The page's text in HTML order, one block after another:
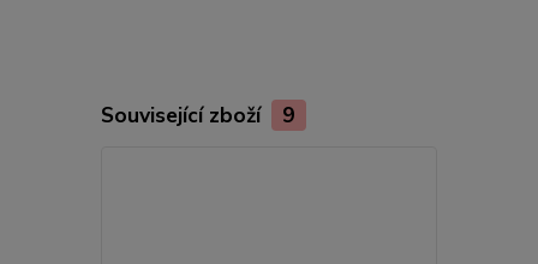
Související zboží 9